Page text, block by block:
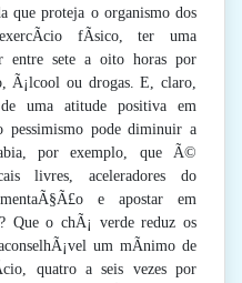
que proteja o organismo dos
fÃ­sico, ter uma
entre sete a oito horas por
Ã¡lcool ou drogas. E, claro,
de uma atitude positiva em
pode diminuir a
por exemplo, que Ã©
livres, aceleradores do
e apostar em
Que o chÃ¡ verde reduz os
um mÃ­nimo de
quatro a seis vezes por